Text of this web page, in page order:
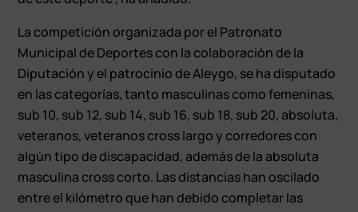
La competición organizada por el Patronato
Municipal de Deportes con la colaboración de la
Diputación y el patrocinio de Aleygo, se ha disputado
en las categorías, tanto masculinas como femeninas,
sub 10, sub 12, sub 14, sub 16, sub 18, sub 20, absoluta,
veteranos, veteranos cross largo y corredores con
algún tipo de discapacidad, además de la absoluta
masculina cross corto. Las distancias han oscilado
entre el kilómetro que han debido completar las